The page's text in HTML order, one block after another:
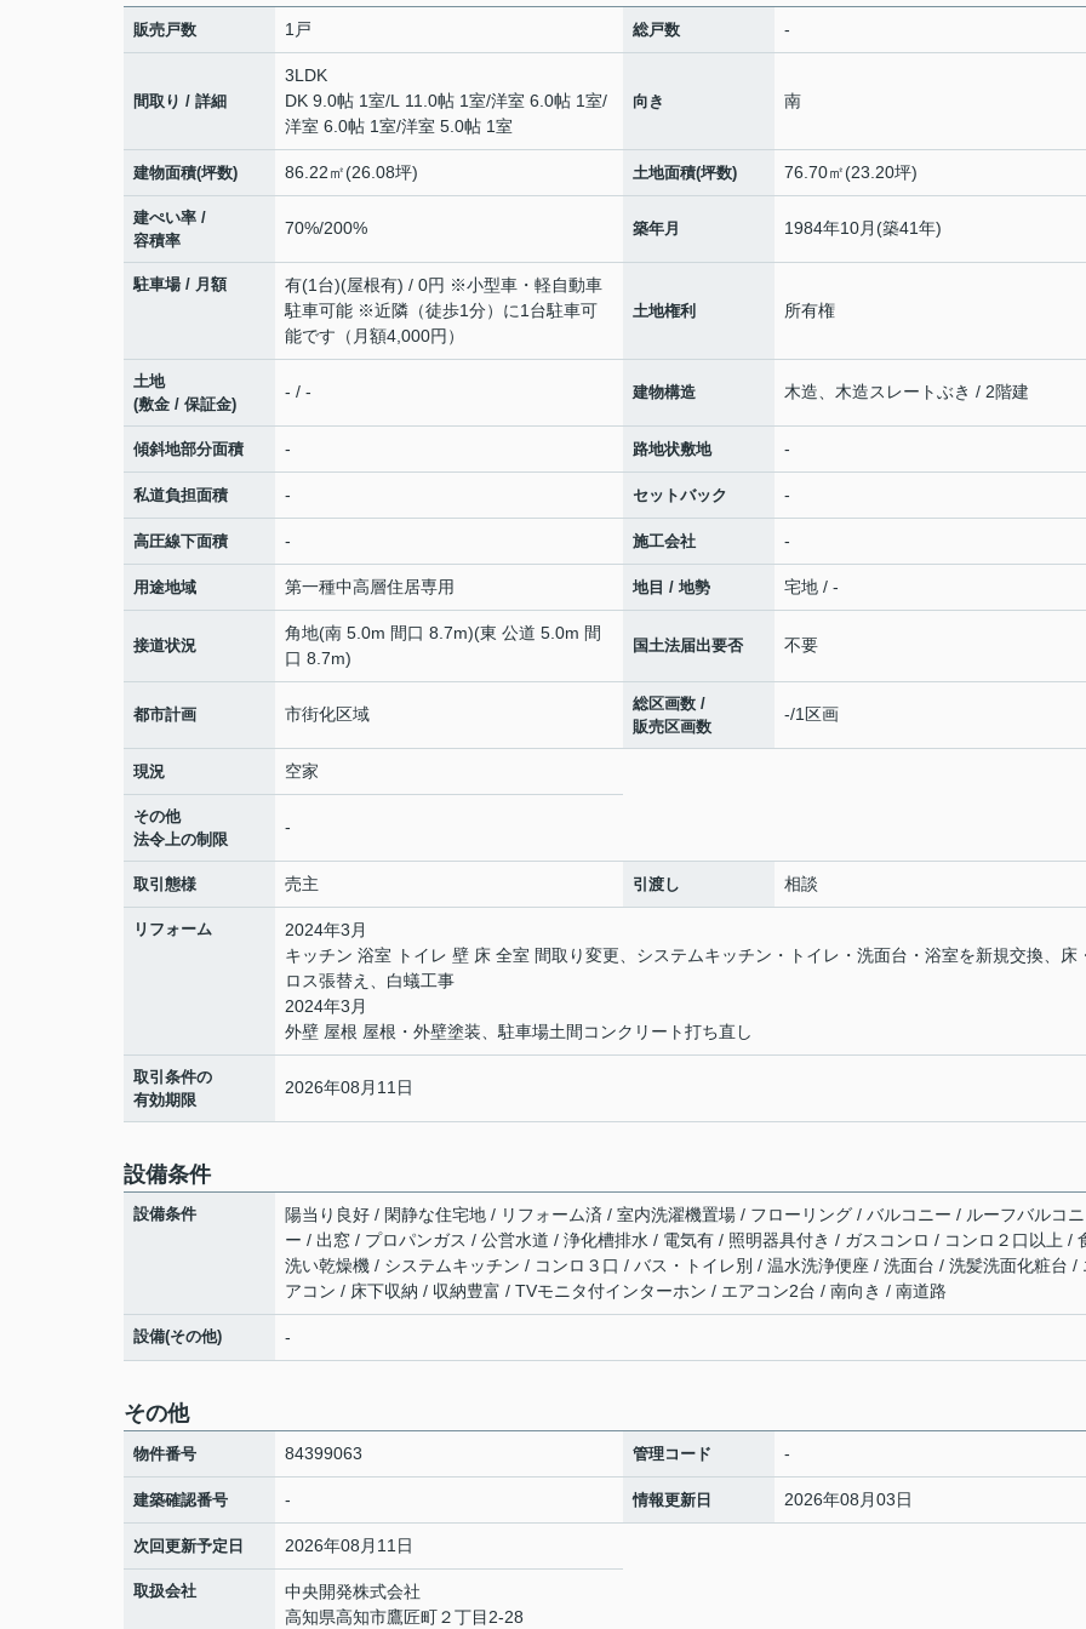
販売戸数 1戸 総戸数 -
間取り / 詳細
3LDK
DK 9.0帖 1室/L 11.0帖 1室/洋室 6.0帖 1室/
洋室 6.0帖 1室/洋室 5.0帖 1室
向き 南
建物面積(坪数) 86.22㎡(26.08坪) 土地面積(坪数) 76.70㎡(23.20坪)
建ぺい率 /
容積率
70%/200% 築年月 1984年10月(築41年)
駐車場 / 月額
有(1台)(屋根有) / 0円 ※小型車・軽自動車
駐車可能 ※近隣（徒歩1分）に1台駐車可
能です（月額4,000円）
土地権利 所有権
土地
(敷金 / 保証金)
- / - 建物構造 木造、木造スレートぶき / 2階建
傾斜地部分面積 - 路地状敷地 -
私道負担面積 - セットバック -
高圧線下面積 - 施工会社 -
用途地域 第一種中高層住居専用 地目 / 地勢 宅地 / -
接道状況
角地(南 5.0m 間口 8.7m)(東 公道 5.0m 間
口 8.7m)
国土法届出要否 不要
都市計画 市街化区域
総区画数 /
販売区画数
-/1区画
現況 空家
その他
法令上の制限
-
取引態様 売主 引渡し 相談
リフォーム
2024年3月
キッチン 浴室 トイレ 壁 床 全室 間取り変更、システムキッチン・トイレ・洗面台・浴室を新規交換、床
ロス張替え、白蟻工事
2024年3月
外壁 屋根 屋根・外壁塗装、駐車場土間コンクリート打ち直し
取引条件の
有効期限
2026年08月11日
設備条件
設備条件
陽当り良好 / 閑静な住宅地 / リフォーム済 / 室内洗濯機置場 / フローリング / バルコニー / ルーフバルコニ
ー / 出窓 / プロパンガス / 公営水道 / 浄化槽排水 / 電気有 / 照明器具付き / ガスコンロ / コンロ２口以上 /
洗い乾燥機 / システムキッチン / コンロ３口 / バス・トイレ別 / 温水洗浄便座 / 洗面台 / 洗髪洗面化粧台 /
アコン / 床下収納 / 収納豊富 / TVモニタ付インターホン / エアコン2台 / 南向き / 南道路
設備(その他) -
その他
物件番号 84399063 管理コード -
建築確認番号 - 情報更新日 2026年08月03日
次回更新予定日 2026年08月11日
取扱会社
中央開発株式会社
高知県高知市鷹匠町２丁目2-28